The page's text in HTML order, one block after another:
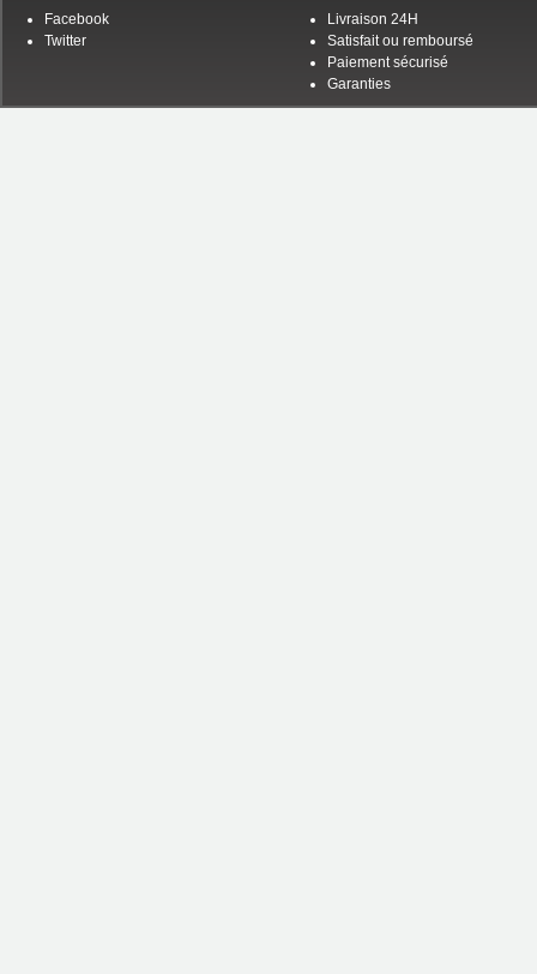
Facebook
Twitter
Livraison 24H
Satisfait ou remboursé
Paiement sécurisé
Garanties